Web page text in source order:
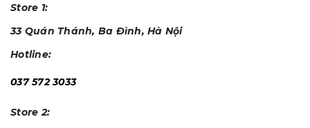
Store 1:
33 Quán Thánh, Ba Đình, Hà Nội
Hotline:
037 572 3033
Store 2: